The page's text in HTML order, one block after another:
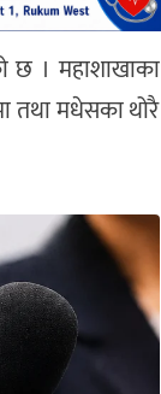
छ । महाशाखाका
तथा मधेसका थोरै